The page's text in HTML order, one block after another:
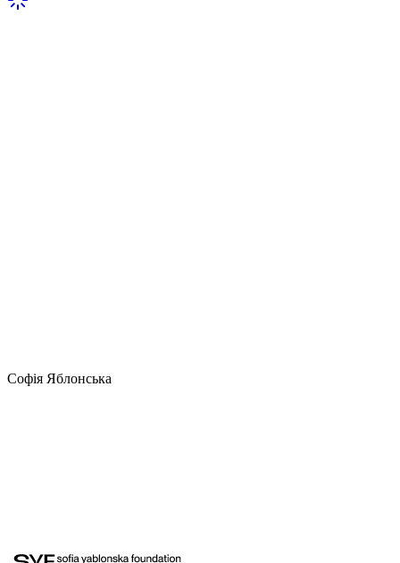
Софія Яблонська